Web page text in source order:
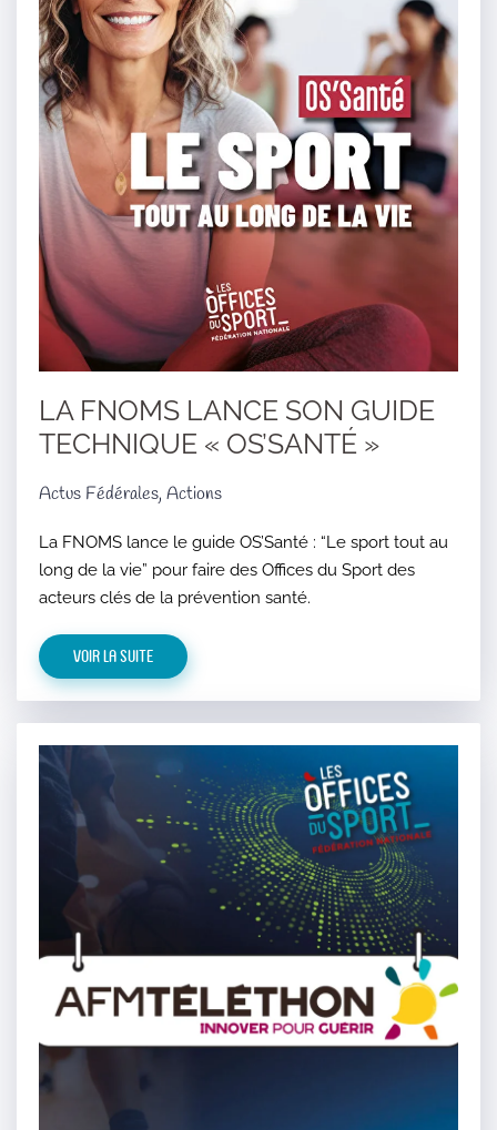
LA FNOMS LANCE SON GUIDE
TECHNIQUE « OS’SANTÉ »
Actus Fédérales, Actions
La FNOMS lance le guide OS’Santé : “Le sport tout au
long de la vie” pour faire des Offices du Sport des
acteurs clés de la prévention santé.
Voir la suite